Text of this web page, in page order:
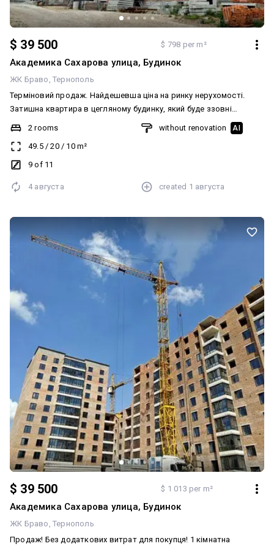
$ 39 500 $ 798 per m²
Академика Сахарова улица, Будинок
ЖК Браво Тернополь
Терміновий продаж. Найдешевша ціна на ринку нерухомості.
Затишна квартира в цегляному будинку, який буде ззовні
додатково утепленим. Дві окремих кімнати та кухня з виходом
мікрорайон, який активно забудовується (біля ЖК
Варшавський). Більш детальніше по телефону.
2 rooms
49.5/20/ 10m²
9 of 11
without renovation AI
4 августа created 1 августа
$ 39 500 $ 1 013 per m²
Академика Сахарова улица, Будинок
ЖК Браво Тернополь
Продаж! Без додаткових витрат для покупця! 1 кімнатна